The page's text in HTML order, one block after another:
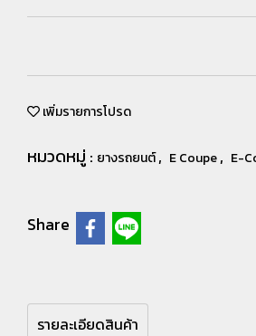
เพิ่มรายการโปรด
หมวดหมู่ : ยางรถยนต์, E Coupe, E-
Share
รายละเอียดสินค้า